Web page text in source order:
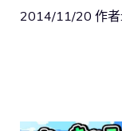
2014/11/20 作者: